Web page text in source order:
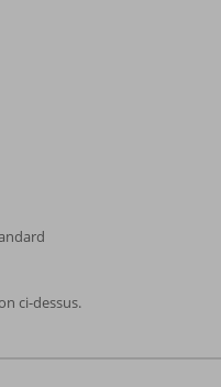
ci-dessus.